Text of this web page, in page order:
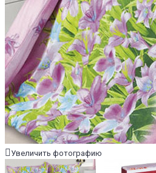
Увеличить фотографию